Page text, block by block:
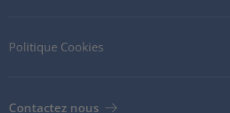
Politique Cookies
Contactez nous